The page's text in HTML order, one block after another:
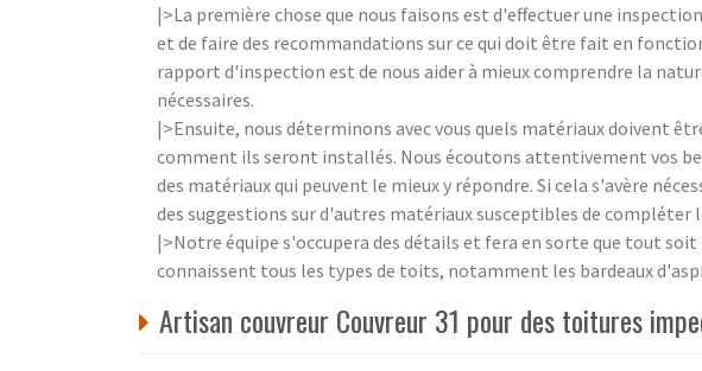
|>La première chose que nous faisons est d'effectuer une
et de faire des recommandations sur ce qui doit être fait en
rapport d'inspection est de nous aider à mieux comprendre la
nécessaires.
|>Ensuite, nous déterminons avec vous quels matériaux doivent
comment ils seront installés. Nous écoutons attentivement vos
des matériaux qui peuvent le mieux y répondre. Si cela s'avère
des suggestions sur d'autres matériaux susceptibles de compléter
|>Notre équipe s'occupera des détails et fera en sorte que tout
connaissent tous les types de toits, notamment les bardeaux
Artisan couvreur Couvreur 31 pour des toitures